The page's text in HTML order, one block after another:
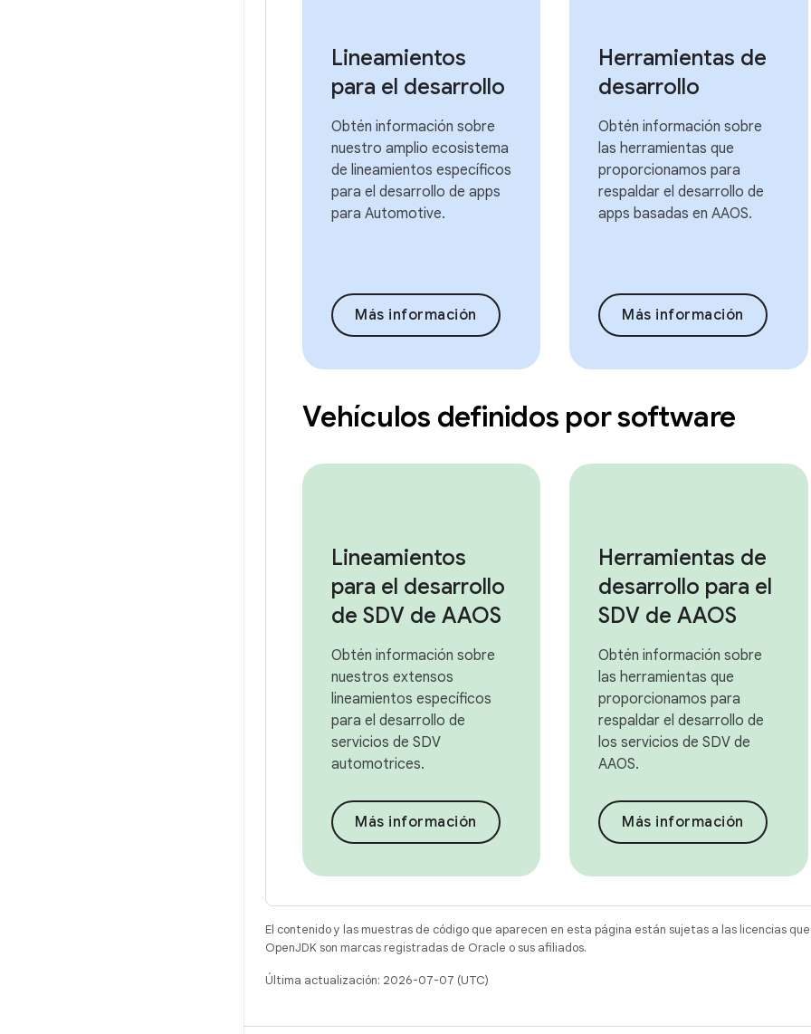
Lineamientos
para el desarrollo
Obtén información sobre
nuestro amplio ecosistema
de lineamientos específicos
para el desarrollo de apps
para Automotive.
Más información
Herramientas de
desarrollo
Obtén información sobre
las herramientas que
proporcionamos para
respaldar el desarrollo de
apps basadas en AAOS.
Más información
Vehículos definidos por software
Lineamientos
para el desarrollo
de SDV de AAOS
Obtén información sobre
nuestros extensos
lineamientos específicos
para el desarrollo de
servicios de SDV
automotrices.
Más información
Herramientas de
desarrollo para el
SDV de AAOS
Obtén información sobre
las herramientas que
proporcionamos para
respaldar el desarrollo de
los servicios de SDV de
AAOS.
Más información
El contenido y las muestras de código que aparecen en esta página están sujetas a las licencias
OpenJDK son marcas registradas de Oracle o sus afiliados.
Última actualización: 2026-07-07 (UTC)